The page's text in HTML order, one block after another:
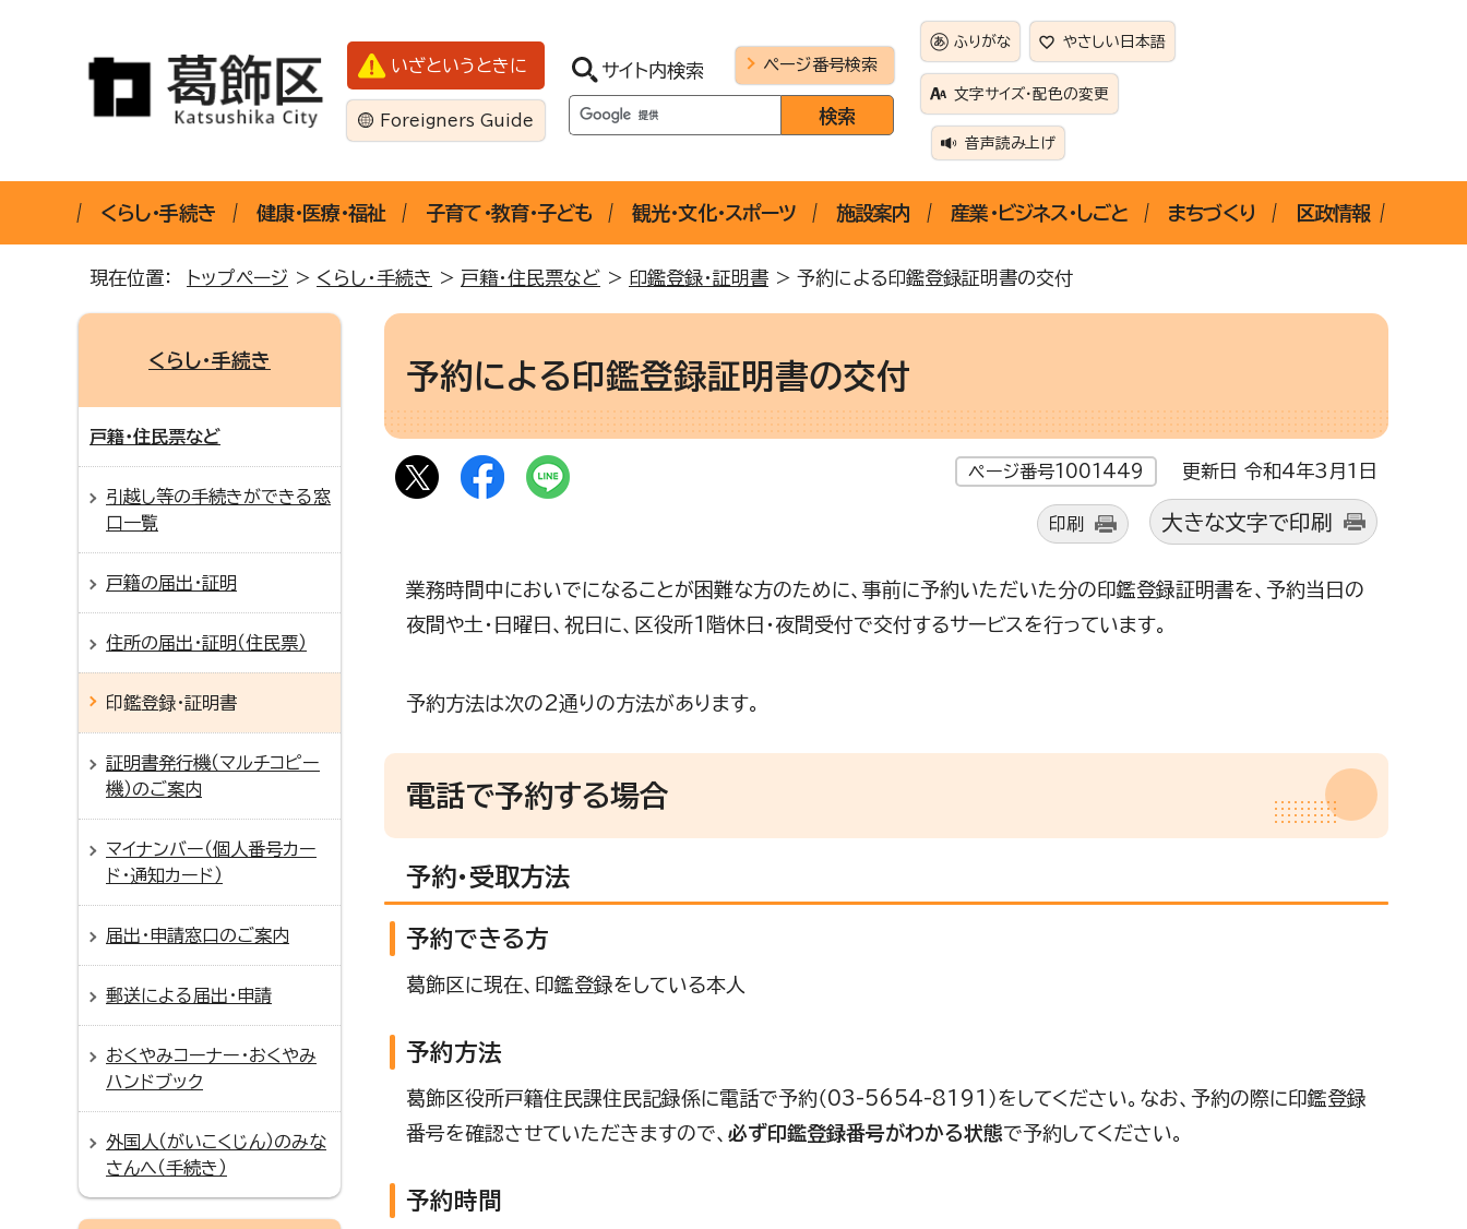
いざというときに
Foreigners Guide
サイト内検索 ページ番号検索
ふりがな やさしい日本語
文字サイズ・配色の変更
音声読み上げ
くらし・手続き 健康・医療・福祉 子育て・教育・子ども 観光・文化・スポーツ 施設案内 産業・ビジネス・しごと まちづくり 区政情報
現在位置： トップページ > くらし・手続き > 戸籍・住民票など > 印鑑登録・証明書 > 予約による印鑑登録証明書の交付
予約による印鑑登録証明書の交付
ページ番号1001449 更新日 令和4年3月1日
印刷 大きな文字で印刷
業務時間中においでになることが困難な方のために、事前に予約いただいた分の印鑑登録証明書を、予約当日の
夜間や土・日曜日、祝日に、区役所1階休日・夜間受付で交付するサービスを行っています。
予約方法は次の2通りの方法があります。
電話で予約する場合
予約・受取方法
予約できる方
葛飾区に現在、印鑑登録をしている本人
予約方法
葛飾区役所戸籍住民課住民記録係に電話で予約（03-5654-8191）をしてください。なお、予約の際に印鑑登録
番号を確認させていただきますので、 必ず印鑑登録番号がわかる状態で予約してください。
予約時間
くらし・手続き
戸籍・住民票など
引越し等の手続きができる窓
口一覧
戸籍の届出・証明
住所の届出・証明（住民票）
印鑑登録・証明書
証明書発行機（マルチコピー
機）のご案内
マイナンバー（個人番号カー
ド・通知カード）
届出・申請窓口のご案内
郵送による届出・申請
おくやみコーナー・おくやみ
ハンドブック
外国人（がいこくじん）のみな
さんへ（手続き）